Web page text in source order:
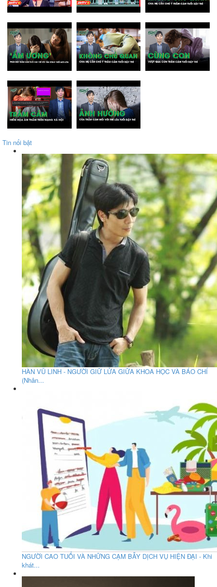
Tin nổi bật
HÀN VŨ LINH - NGƯỜI GIỮ LỬA GIỮA KHOA HỌC VÀ BÁO CHÍ
(Nhân...
NGƯỜI CAO TUỔI VÀ NHỮNG CẠM BẪY DỊCH VỤ HIỆN ĐẠI - Khi
khát...